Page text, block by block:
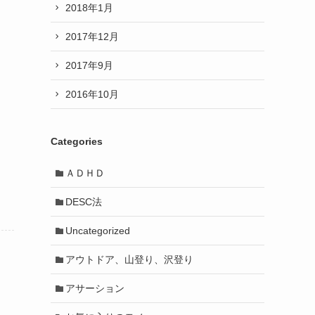
2018年1月
2017年12月
2017年9月
2016年10月
Categories
ＡＤＨＤ
DESC法
Uncategorized
アウトドア、山登り、沢登り
アサーション